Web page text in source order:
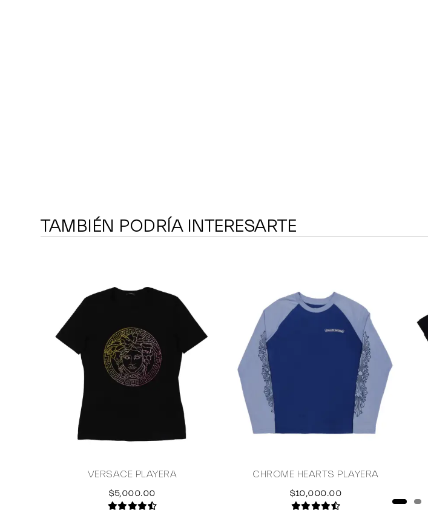
TAMBIÉN PODRÍA INTERESARTE
VERSACE PLAYERA
$5,000.00
CHROME HEARTS PLAYERA
$10,000.00